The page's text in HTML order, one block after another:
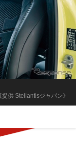
提供 Stellantisジャパン》